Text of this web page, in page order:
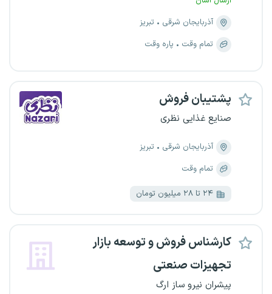
آذربایجان شرقی
تبریز
تمام وقت
پاره وقت
پشتیبان فروش
صنایع غذایی نظری
آذربایجان شرقی
تبریز
تمام وقت
۲۴ تا ۲۸ میلیون تومان
کارشناس فروش و توسعه بازار
تجهیزات صنعتی
پیشران نیرو ساز ارگ